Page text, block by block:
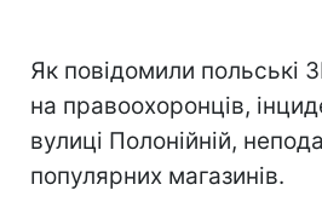
Як повідомили польські
на правоохоронців,
вулиці Полонійній,
популярних магазинів.